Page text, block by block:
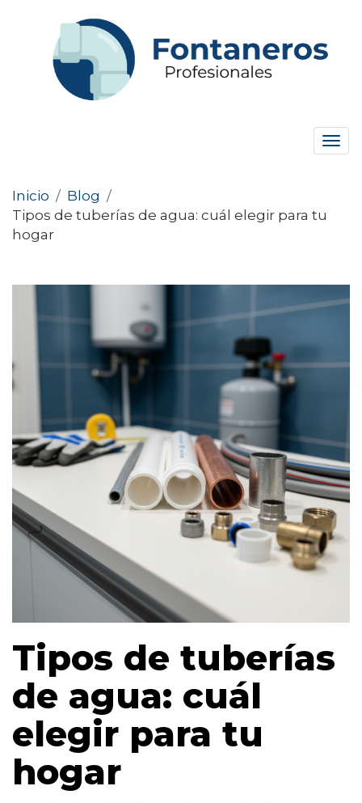
Inicio / Blog /
Tipos de tuberías de agua: cuál elegir para tu
hogar
Tipos de tuberías
de agua: cuál
elegir para tu
hogar